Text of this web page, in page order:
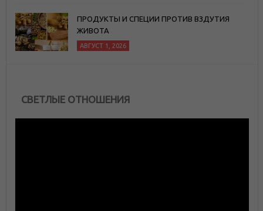
ПРОДУКТЫ И СПЕЦИИ ПРОТИВ ВЗДУТИЯ
ЖИВОТА
АВГУСТ 1, 2026
СВЕТЛЫЕ ОТНОШЕНИЯ